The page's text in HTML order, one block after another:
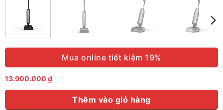
Mua online tiết kiệm 19%
13.900.000 ₫
Thêm vào giỏ hàng